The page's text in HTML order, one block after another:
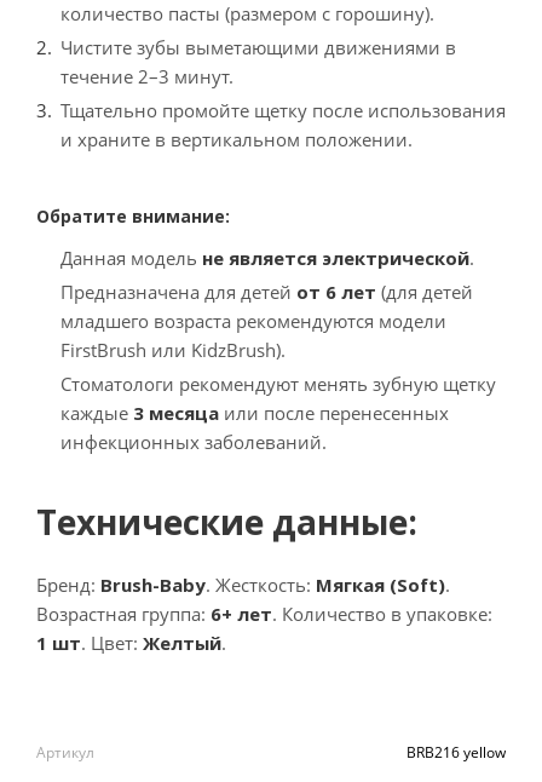
количество пасты (размером с горошину).
Чистите зубы выметающими движениями в
течение 2–3 минут.
Тщательно промойте щетку после использования
и храните в вертикальном положении.
Обратите внимание:
Данная модель не является электрической.
Предназначена для детей от 6 лет (для детей
младшего возраста рекомендуются модели
FirstBrush или KidzBrush).
Стоматологи рекомендуют менять зубную щетку
каждые 3 месяца или после перенесенных
инфекционных заболеваний.
Технические данные:
Бренд: Brush-Baby. Жесткость: Мягкая (Soft).
Возрастная группа: 6+ лет. Количество в упаковке:
1 шт. Цвет: Желтый.
Артикул BRB216 yellow